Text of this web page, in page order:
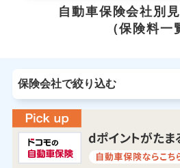
自動車保険会社別
（保険料一
保険会社で絞り込む